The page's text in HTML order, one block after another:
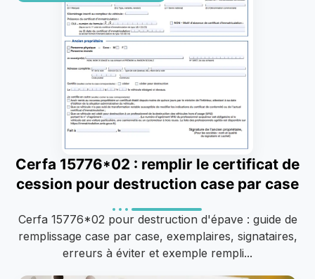
Cerfa 15776*02 : remplir le certificat de
cession pour destruction case par case
Cerfa 15776*02 pour destruction d'épave : guide de
remplissage case par case, exemplaires, signataires,
erreurs à éviter et exemple rempli...